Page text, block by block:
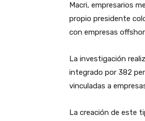
Macri, empresarios
propio presidente
con empresas
La investigación
integrado por 382
vinculadas a
La creación de este